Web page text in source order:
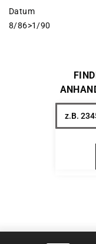
Datum
8/86>1/90